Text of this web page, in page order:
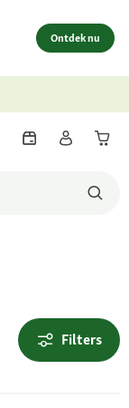
Ontdek nu
Filters